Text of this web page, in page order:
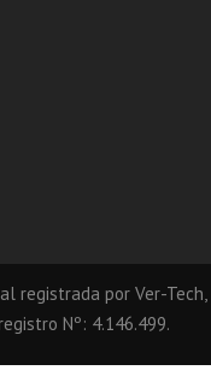
registrada por Ver-Tech,
Nº: 4.146.499.